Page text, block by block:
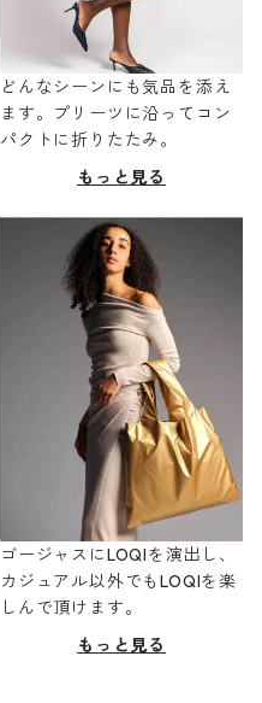
どんなシーンにも気品を添え
ます。プリーツに沿ってコン
パクトに折りたたみ。
もっと見る
ゴージャスにLOQIを演出し、
カジュアル以外でもLOQIを楽
しんで頂けます。
もっと見る